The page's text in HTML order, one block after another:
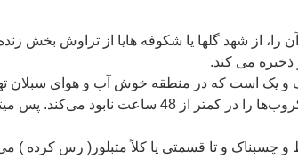
از شهد گلها یا شکوفه هایا از تراوش بخش
ذخیره می کند.
و یک است که در منطقه خوش آب و هوای سبلان
بهترین آنتی بیوتیک طبیعی به حساب آید!
و تا قسمتی یا کلاً متبلور( رس کرده )